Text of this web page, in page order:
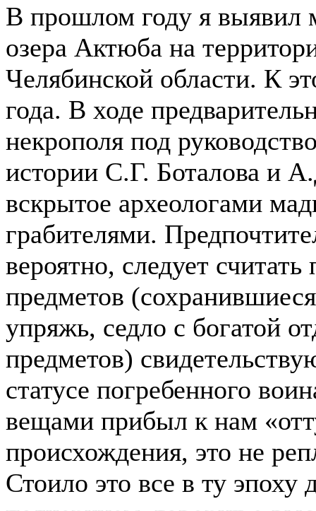
В прошлом году я выявил
озера Актюба на
Челябинской области. К
года. В ходе
некрополя под
истории С.Г. Боталова и
вскрытое археологами
грабителями.
вероятно, следует
предметов
упряжь, седло с богатой
предметов)
статусе погребенного
вещами прибыл к нам
происхождения, это не
Стоило это все в ту эпоху